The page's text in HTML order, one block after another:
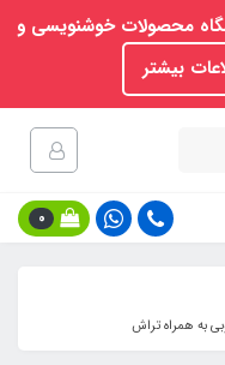
محصولات خوشنویسی و
بیشتر
0